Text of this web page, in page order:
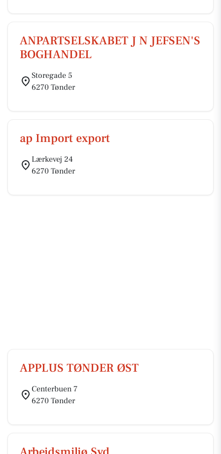
ANPARTSELSKABET J N JEFSEN'S
BOGHANDEL
Storegade 5
6270 Tønder
ap Import export
Lærkevej 24
6270 Tønder
APPLUS TØNDER ØST
Centerbuen 7
6270 Tønder